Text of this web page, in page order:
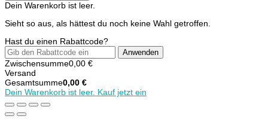
Dein Warenkorb ist leer.
Sieht so aus, als hättest du noch keine Wahl getroffen.
Hast du einen Rabattcode?
Anwenden
Zwischensumme0,00 €
Versand
Gesamtsumme0,00 €
Dein Warenkorb ist leer. Kauf jetzt ein